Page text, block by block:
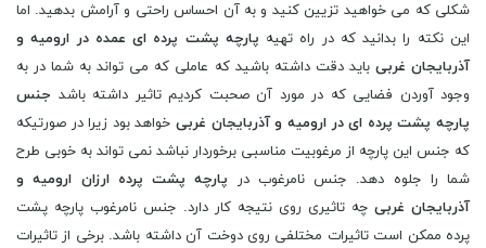
شکلی که می خواهید تزیین کنید و به آن احساس راحتی و آرامش بدهید. اما
این نکته را بدانید که در راه تهیه پارچه پشت پرده ای عمده در ارومیه و
آذربایجان غربیباید دقت داشته باشید که عاملی که می تواند به شما در به
وجود آوردن فضایی که در مورد آن صحبت کردیم تاثیر داشته باشد جنس
پارچه پشت پرده ای در ارومیه و آذربایجان غربیخواهد بود زیرا در صورتیکه
که جنس این پارچه از مرغوبیت مناسبی برخوردار نباشد نمی تواند به خوبی طرح
شما را جلوه دهد. جنس نامرغوب در پارچه پشت پرده ارزان ارومیه و
آذربایجان غربی چه تاثیری روی نتیجه کار دارد. جنس نامرغوب پارچه پشت
پرده ممکن است تاثیرات مختلفی روی دوخت آن داشته باشد. برخی از تاثیرات